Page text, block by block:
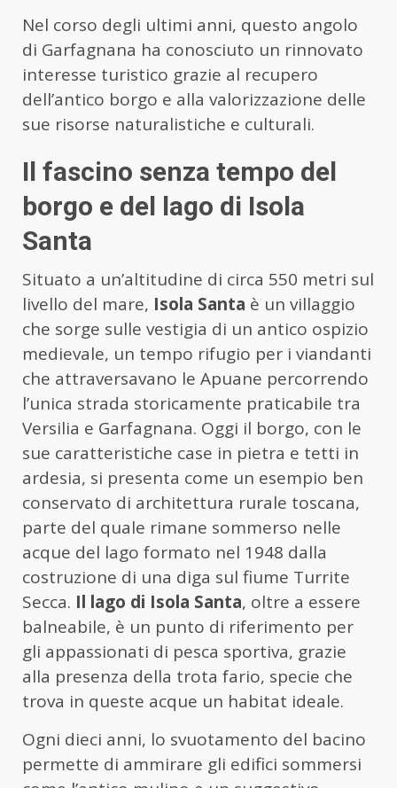
Nel corso degli ultimi anni, questo angolo
di Garfagnana ha conosciuto un rinnovato
interesse turistico grazie al recupero
dell’antico borgo e alla valorizzazione delle
sue risorse naturalistiche e culturali.
Il fascino senza tempo del
borgo e del lago di Isola
Santa
Situato a un’altitudine di circa 550 metri sul
livello del mare, Isola Santa è un villaggio
che sorge sulle vestigia di un antico ospizio
medievale, un tempo rifugio per i viandanti
che attraversavano le Apuane percorrendo
l’unica strada storicamente praticabile tra
Versilia e Garfagnana. Oggi il borgo, con le
sue caratteristiche case in pietra e tetti in
ardesia, si presenta come un esempio ben
conservato di architettura rurale toscana,
parte del quale rimane sommerso nelle
acque del lago formato nel 1948 dalla
costruzione di una diga sul fiume Turrite
Secca. Il lago di Isola Santa, oltre a essere
balneabile, è un punto di riferimento per
gli appassionati di pesca sportiva, grazie
alla presenza della trota fario, specie che
trova in queste acque un habitat ideale.
Ogni dieci anni, lo svuotamento del bacino
permette di ammirare gli edifici sommersi